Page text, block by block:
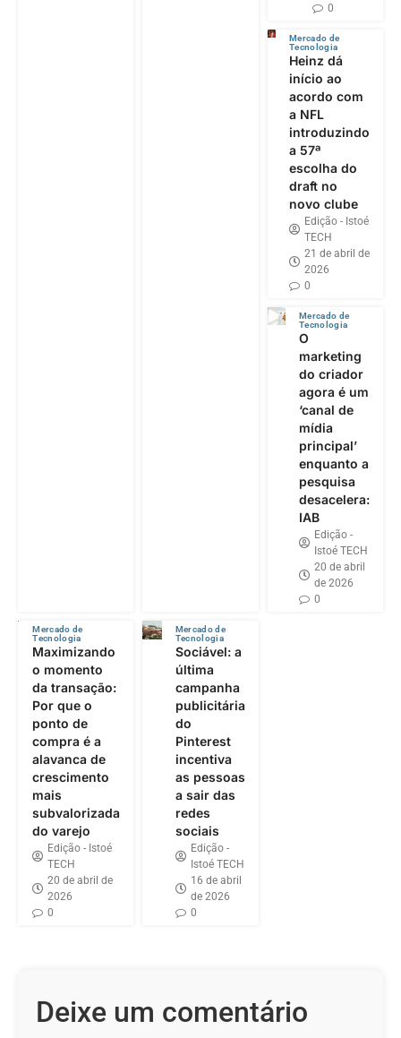
0
Mercado de
Tecnologia
Heinz dá
início ao
acordo com
a NFL
introduzindo
a 57ª
escolha do
draft no
novo clube
Edição - Istoé
TECH
21 de abril de
2026
0
Mercado de
Tecnologia
O
marketing
do criador
agora é um
‘canal de
mídia
principal’
enquanto a
pesquisa
desacelera:
IAB
Edição -
Istoé TECH
20 de abril
de 2026
0
Mercado de
Tecnologia
Maximizando
o momento
da transação:
Por que o
ponto de
compra é a
alavanca de
crescimento
mais
subvalorizada
do varejo
Edição - Istoé
TECH
20 de abril de
2026
0
Mercado de
Tecnologia
Sociável: a
última
campanha
publicitária
do
Pinterest
incentiva
as pessoas
a sair das
redes
sociais
Edição -
Istoé TECH
16 de abril
de 2026
0
Deixe um comentário